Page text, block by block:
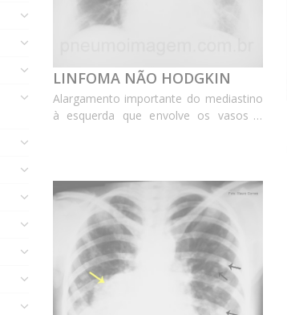
LINFOMA NÃO HODGKIN
Alargamento importante do mediastino
à esquerda que envolve os vasos e
do mediastino; mediastinal
enlargement; media...